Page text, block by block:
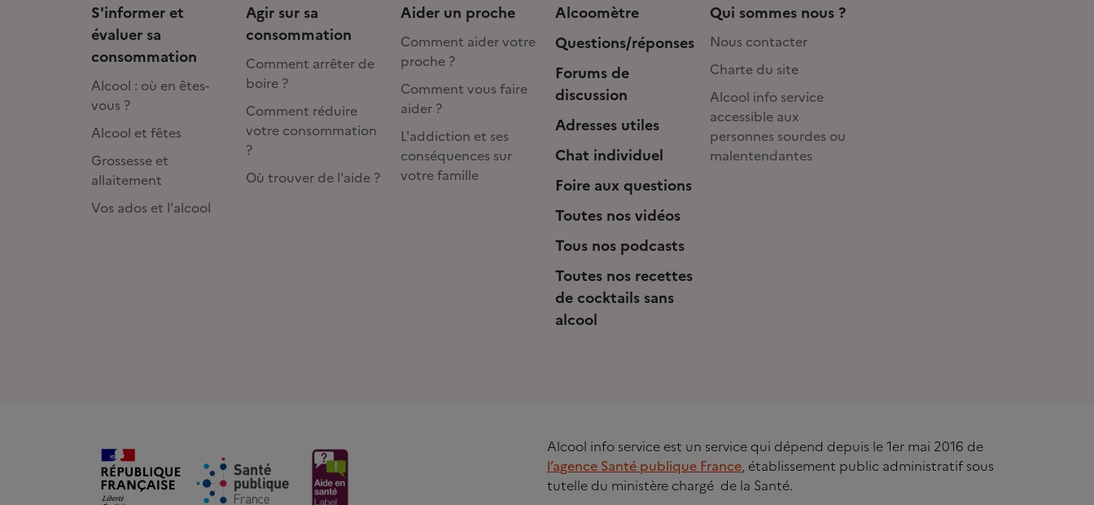
S'informer et
évaluer sa
consommation
Alcool : où en êtes-
vous ?
Alcool et fêtes
Grossesse et
allaitement
Vos ados et l'alcool
Agir sur sa
consommation
Comment arrêter de
boire ?
Comment réduire
votre consommation
?
Où trouver de l'aide ?
Aider un proche
Comment aider votre
proche ?
Comment vous faire
aider ?
L'addiction et ses
conséquences sur
votre famille
Alcoomètre
Questions/réponses
Forums de
discussion
Adresses utiles
Chat individuel
Foire aux questions
Toutes nos vidéos
Tous nos podcasts
Toutes nos recettes
de cocktails sans
alcool
Qui sommes nous ?
Nous contacter
Charte du site
Alcool info service
accessible aux
personnes sourdes ou
malentendantes
Alcool info service est un service qui dépend depuis le 1er mai 2016 de
l’agence Santé publique France, établissement public administratif sous
tutelle du ministère chargé de la Santé.